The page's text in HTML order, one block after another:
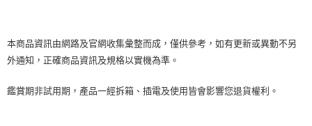
本商品資訊由網路及官網收集彙整而成，僅供參考，如有更新或異動不另
外通知，正確商品資訊及規格以實機為準。
鑑賞期非試用期，產品一經拆箱、插電及使用皆會影響您退貨權利。